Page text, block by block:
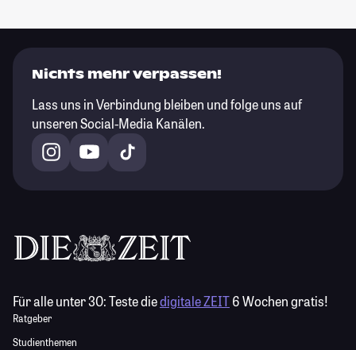
Nichts mehr verpassen!
Lass uns in Verbindung bleiben und folge uns auf
unseren Social-Media Kanälen.
Für alle unter 30:Teste diedigitale ZEIT6 Wochen gratis!
Ratgeber
Studienthemen